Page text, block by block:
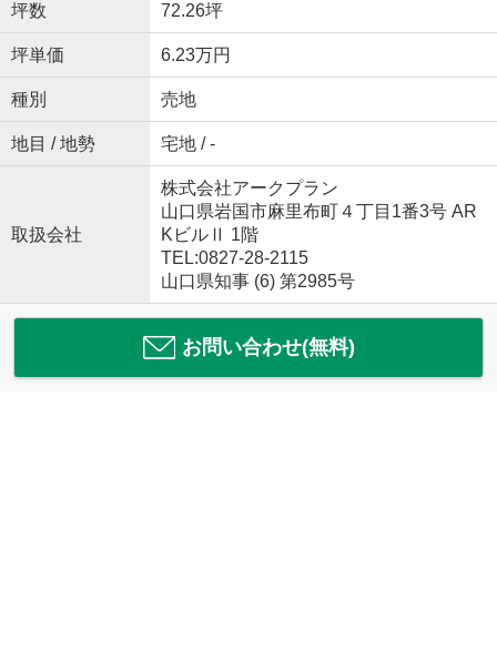
坪数 72.26坪
坪単価 6.23万円
種別 売地
地目 / 地勢 宅地 / -
取扱会社
株式会社アークプラン
山口県岩国市麻里布町４丁目1番3号 AR
KビルⅡ 1階
TEL:0827-28-2115
山口県知事 (6) 第2985号
お問い合わせ(無料)